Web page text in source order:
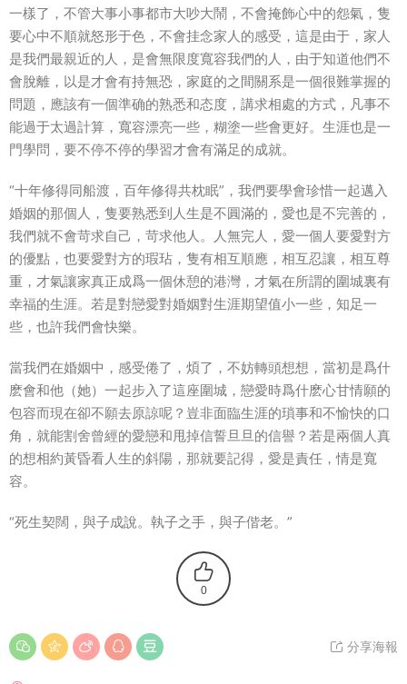
一樣了，不管大事小事都市大吵大鬧，不會掩飾心中的怨氣，隻
要心中不順就怒形于色，不會挂念家人的感受，這是由于，家人
是我們最親近的人，是會無限度寬容我們的人，由于知道他們不
會脫離，以是才會有持無恐，家庭的之間關系是一個很難掌握的
問題，應該有一個準确的熟悉和态度，講求相處的方式，凡事不
能過于太過計算，寬容漂亮一些，糊塗一些會更好。生涯也是一
門學問，要不停不停的學習才會有滿足的成就。
“十年修得同船渡，百年修得共枕眠”，我們要學會珍惜一起邁入
婚姻的那個人，隻要熟悉到人生是不圓滿的，愛也是不完善的，
我們就不會苛求自己，苛求他人。人無完人，愛一個人要愛對方
的優點，也要愛對方的瑕玷，隻有相互順應，相互忍讓，相互尊
重，才氣讓家真正成爲一個休憩的港灣，才氣在所謂的圍城裏有
幸福的生涯。若是對戀愛對婚姻對生涯期望值小一些，知足一
些，也許我們會快樂。
當我們在婚姻中，感受倦了，煩了，不妨轉頭想想，當初是爲什
麽會和他（她）一起步入了這座圍城，戀愛時爲什麽心甘情願的
包容而現在卻不願去原諒呢？豈非面臨生涯的瑣事和不愉快的口
角，就能割舍曾經的愛戀和甩掉信誓旦旦的信譽？若是兩個人真
的想相約黃昏看人生的斜陽，那就要記得，愛是責任，情是寬
容。
“死生契闊，與子成說。執子之手，與子偕老。”
0
分享海報